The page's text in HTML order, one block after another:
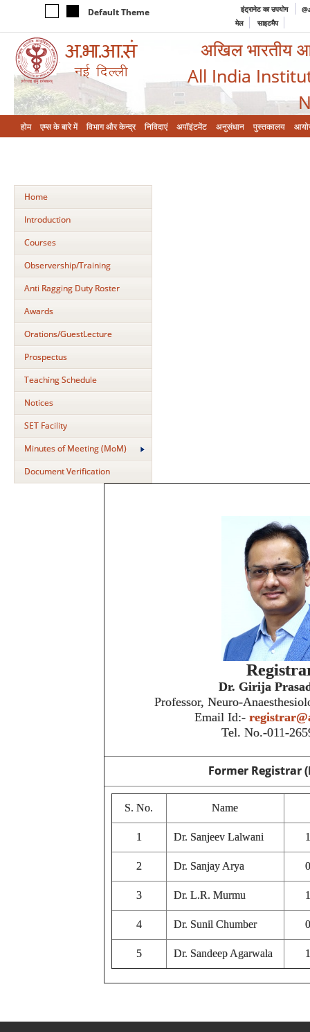
Default Theme इंट्रानेट का उपयोग
मेल
साइटमैप
अखिल भारतीय
All India
होम एम्‍स के बारे में विभाग और केन्‍द्र निविदाएं अपॉइंटमेंट अनुसंधान पुस्तकालय
Home
Introduction
Courses
Observership/Training
Anti Ragging Duty Roster
Awards
Orations/GuestLecture
Prospectus
Teaching Schedule
Notices
SET Facility
Minutes of Meeting (MoM)
Document Verification
Dr. Girija
Professor, Neuro-
Email Id:-
Tel. No.-011-
Former Registrar
S. No. Name
1 Dr. Sanjeev Lalwani
2 Dr. Sanjay Arya
3 Dr. L.R. Murmu
4 Dr. Sunil Chumber
5 Dr. Sandeep Agarwala